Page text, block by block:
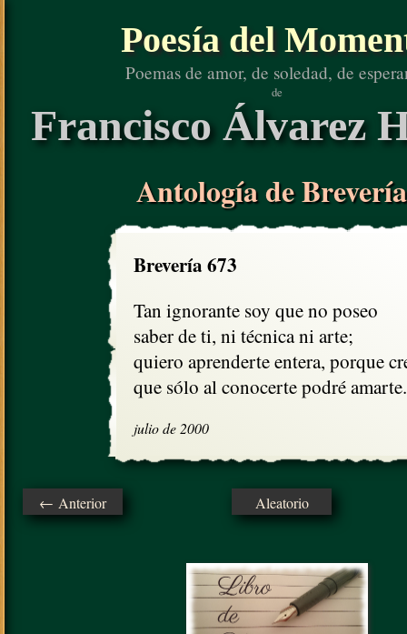
Poesía del
Poemas de amor, de soledad, de
de
Francisco Álvarez
Antología de
Brevería 673
Tan ignorante soy que no poseo
saber de ti, ni técnica ni arte;
quiero aprenderte entera, porque
que sólo al conocerte podré amarte.
julio de 2000
← Anterior Aleatorio